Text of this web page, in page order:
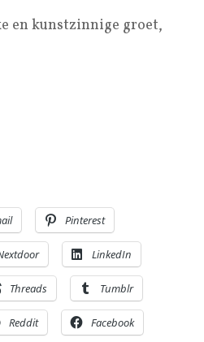
en kunstzinnige groet,
Pinterest
LinkedIn
Threads Tumblr
Reddit Facebook